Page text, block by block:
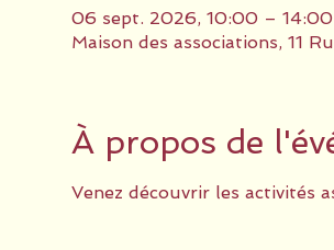
06 sept. 2026, 10:00 – 14:00
Maison des associations, 11
À propos de
Venez découvrir les activités